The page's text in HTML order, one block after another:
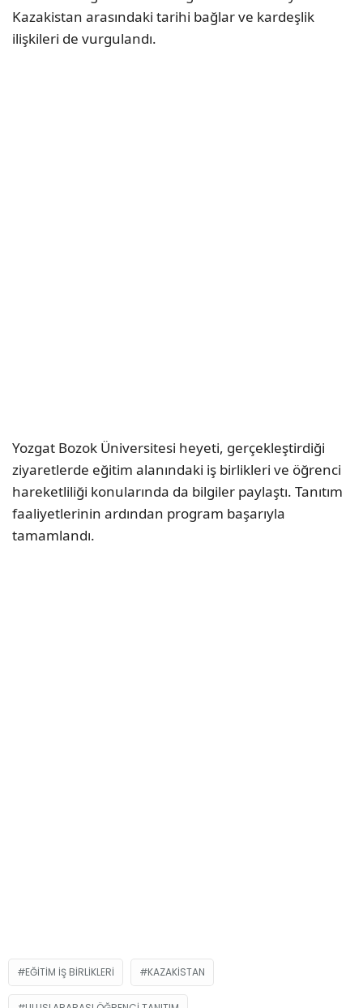
Kazakistan arasındaki tarihi bağlar ve kardeşlik
ilişkileri de vurgulandı.
Yozgat Bozok Üniversitesi heyeti, gerçekleştirdiği
ziyaretlerde eğitim alanındaki iş birlikleri ve öğrenci
hareketliliği konularında da bilgiler paylaştı. Tanıtım
faaliyetlerinin ardından program başarıyla
tamamlandı.
EĞITIM IŞ BIRLIKLERI KAZAKISTAN